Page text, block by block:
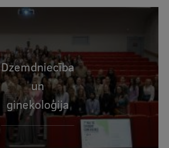
Dzemdniecība
un
ginekoloģija